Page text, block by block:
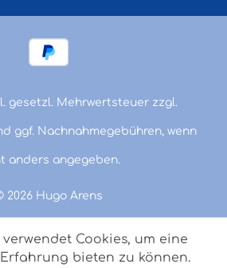
2026 Hugo Arens
gesetzl. Mehrwertsteuer zzgl.
ggf. Nachnahmegebühren, wenn
anders angegeben.
verwendet Cookies, um eine
bieten zu können.